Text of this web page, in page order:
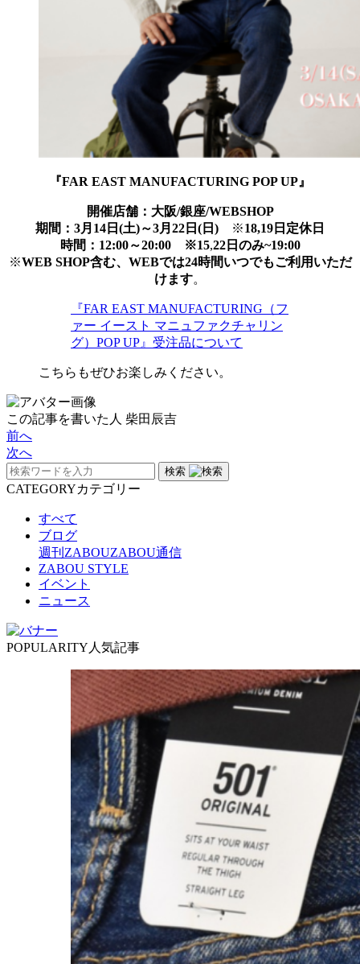
『FAR EAST MANUFACTURING POP UP』
開催店舗：大阪/銀座/WEBSHOP
期間：3月14日(土)～3月22日(日) ※18,19日定休日
時間：12:00～20:00 ※15,22日のみ~19:00
※WEB SHOP含む、WEBでは24時間いつでもご利用いただ
けます。
『FAR EAST MANUFACTURING（フ
ァー イースト マニュファクチャリン
グ）POP UP』受注品について
こちらもぜひお楽しみください。
この記事を書いた人 柴田辰吉
前へ
次へ
検索
CATEGORYカテゴリー
すべて
ブログ
週刊ZABOUZABOU通信
ZABOU STYLE
イベント
ニュース
POPULARITY 人気記事